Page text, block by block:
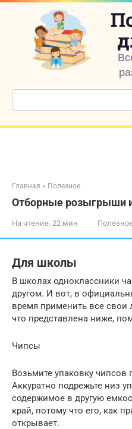
Перейти
контенту
Поиск:
Главная » Полезное
Отборные розыгрыши
На чтение: 22 мин
Для школы
В школах одноклассники
другом. И вот, в
время применить все свои
что представлена ниже,
Чипсы
Возьмите упаковку
Аккуратно подрежьте низ
содержимое в другую
край, потому что его, как
открывает.